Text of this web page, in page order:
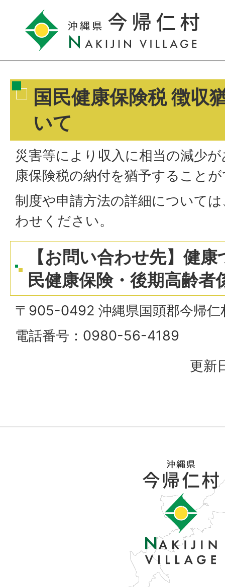
国民健康保険税 徴収
いて
災害等により収入に相当の減少
康保険税の納付を猶予すること
制度や申請方法の詳細について
わせください。
【お問い合わせ先】健
民健康保険・後期高齢者
〒905-0492 沖縄県国頭郡今帰仁
電話番号：0980-56-4189
更新